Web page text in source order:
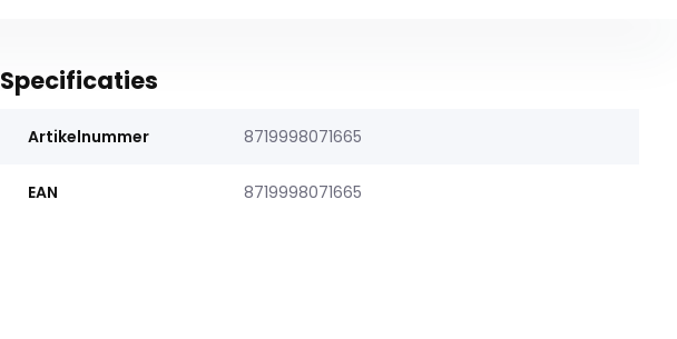
Specificaties
Artikelnummer 8719998071665
EAN 8719998071665